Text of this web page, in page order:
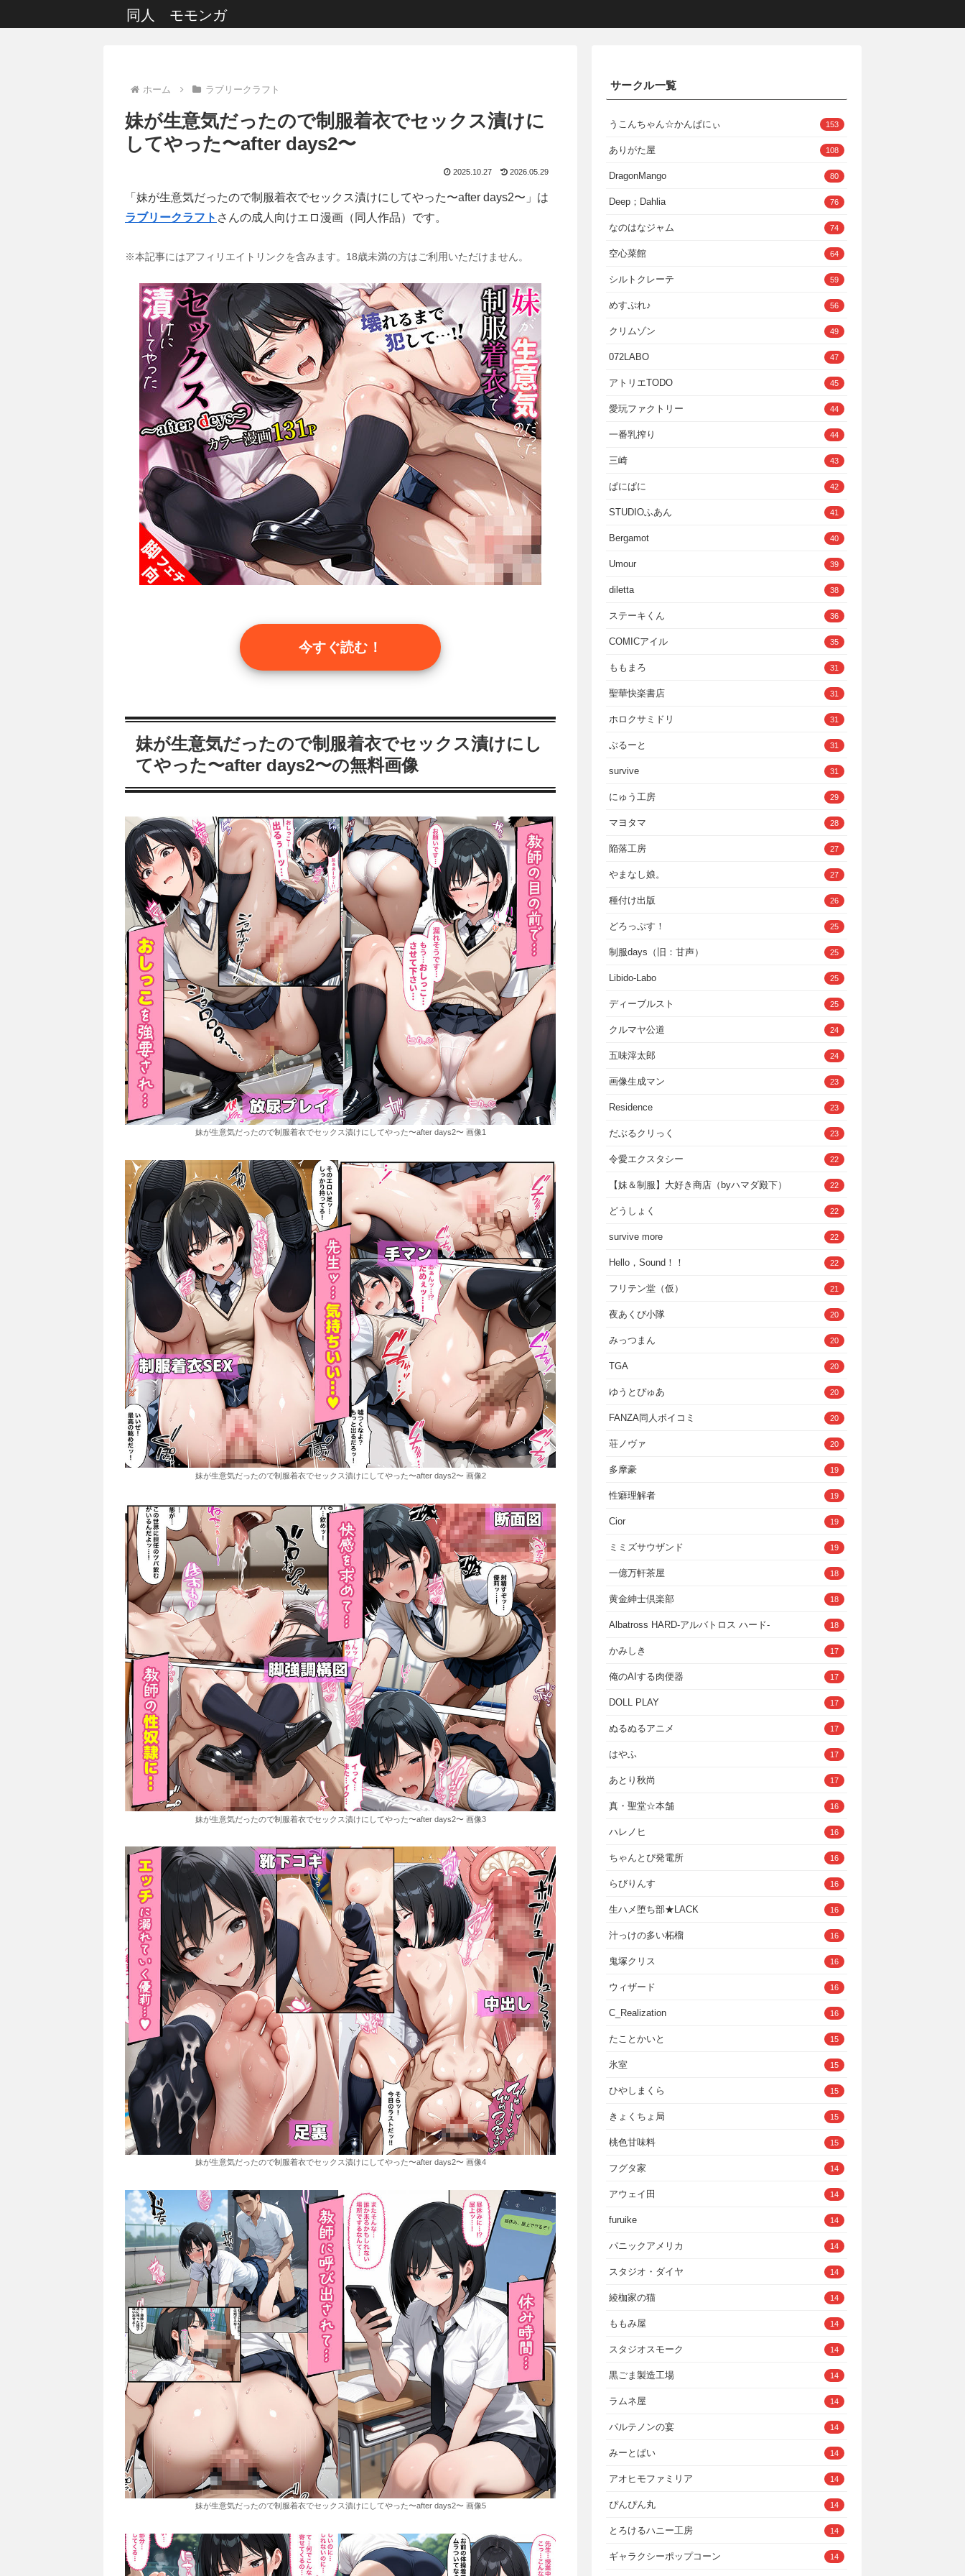
同人 モモンガ
ホーム ラブリークラフト
妹が生意気だったので制服着衣でセックス漬けに
してやった〜after days2〜
2025.10.27 2026.05.29
「妹が生意気だったので制服着衣でセックス漬けにしてやった〜after days2〜」は
ラブリークラフト さんの成人向けエロ漫画（同人作品）です。
※本記事にはアフィリエイトリンクを含みます。18歳未満の方はご利用いただけません。
今すぐ読む！
妹が生意気だったので制服着衣でセックス漬けにし
てやった〜after days2〜の無料画像
妹が生意気だったので制服着衣でセックス漬けにしてやった〜after days2〜 画像1
妹が生意気だったので制服着衣でセックス漬けにしてやった〜after days2〜 画像2
妹が生意気だったので制服着衣でセックス漬けにしてやった〜after days2〜 画像3
妹が生意気だったので制服着衣でセックス漬けにしてやった〜after days2〜 画像4
妹が生意気だったので制服着衣でセックス漬けにしてやった〜after days2〜 画像5
サークル一覧
うこんちゃん☆かんぱにぃ 153
ありがた屋 108
DragonMango 80
Deep；Dahlia 76
なのはなジャム 74
空心菜館 64
シルトクレーテ 59
めすぷれ♪ 56
クリムゾン 49
072LABO 47
アトリエTODO 45
愛玩ファクトリー 44
一番乳搾り 44
三崎 43
ぱにぱに 42
STUDIOふあん 41
Bergamot 40
Umour 39
diletta 38
ステーキくん 36
COMICアイル 35
ももまろ 31
聖華快楽書店 31
ホロクサミドリ 31
ぶるーと 31
survive 31
にゅう工房 29
マヨタマ 28
陥落工房 27
やまなし娘。 27
種付け出版 26
どろっぷす！ 25
制服days（旧：甘声） 25
Libido-Labo 25
ディーブルスト 25
クルマヤ公道 24
五味滓太郎 24
画像生成マン 23
Residence 23
だぶるクリっく 23
令愛エクスタシー 22
【妹＆制服】大好き商店（byハマダ殿下） 22
どうしょく 22
survive more 22
Hello，Sound！！ 22
フリテン堂（仮） 21
夜あくび小隊 20
みっつまん 20
TGA 20
ゆうとぴゅあ 20
FANZA同人ボイコミ 20
荘ノヴァ 20
多摩豪 19
性癖理解者 19
Cior 19
ミミズサウザンド 19
一億万軒茶屋 18
黄金紳士倶楽部 18
Albatross HARD‐アルバトロス ハード‐ 18
かみしき 17
俺のAIする肉便器 17
DOLL PLAY 17
ぬるぬるアニメ 17
はやふ 17
あとり秋尚 17
真・聖堂☆本舗 16
ハレノヒ 16
ちゃんとぴ発電所 16
らびりんす 16
生ハメ堕ち部★LACK 16
汁っけの多い柘榴 16
鬼塚クリス 16
ウィザード 16
C_Realization 16
たことかいと 15
氷室 15
ひやしまくら 15
きょくちょ局 15
桃色甘味料 15
フグタ家 14
アウェイ田 14
furuike 14
パニックアメリカ 14
スタジオ・ダイヤ 14
綾枷家の猫 14
ももみ屋 14
スタジオスモーク 14
黒ごま製造工場 14
ラムネ屋 14
パルテノンの宴 14
みーとぱい 14
アオヒモファミリア 14
ぴんぴん丸 14
とろけるハニー工房 14
ギャラクシーポップコーン 14